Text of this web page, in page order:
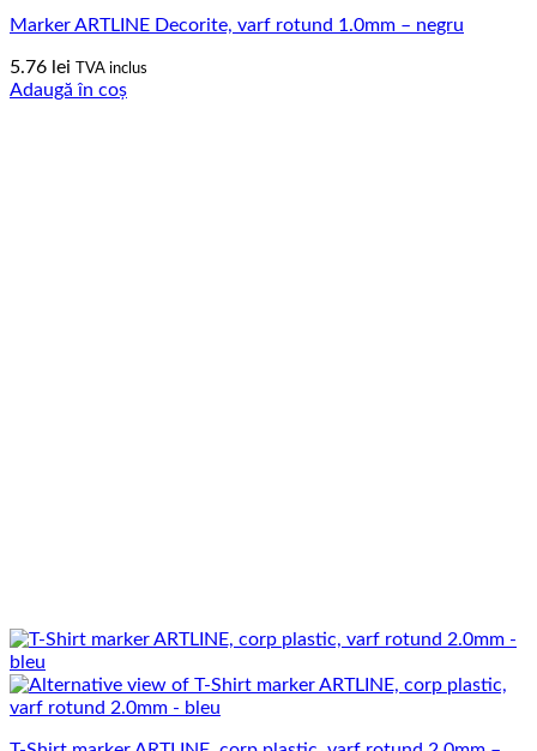
Marker ARTLINE Decorite, varf rotund 1.0mm – negru
5.76 lei TVA inclus
Adaugă în coș